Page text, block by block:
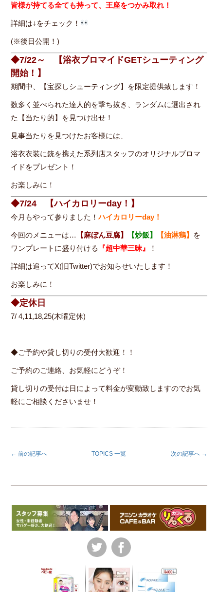
皆様が持てる全ても持って、王座をつかみ取れ！
詳細は↓をチェック！
(※後日公開！)
◆7/22～ 【浴衣ブロマイドGETシューティング
開始！】
期間中、【宝探しシューティング】を限定提供致します！
数多く並べられた達人的を撃ち抜き、ランダムに選出され
た【当たり的】を見つけ出せ！
見事当たりを見つけたお客様には、
浴衣衣装に銃を携えた系列店スタッフのオリジナルブロマ
イドをプレゼント！
お楽しみに！
◆7/24 【ハイカロリーday！】
今月もやって参りました！ハイカロリーday！
今回のメニューは… 【麻ぼん豆腐】 【炒飯】 【油淋鶏】 を
ワンプレートに盛り付ける
『超中華三昧』 ！
詳細は追ってX(旧Twitter)でお知らせいたします！
お楽しみに！
◆定休日
7/ 4,11,18,25(木曜定休)
◆ご予約や貸し切りの受付大歓迎！！
ご予約のご連絡、お気軽にどうぞ！
貸し切りの受付は日によって料金が変動致しますのでお気
軽にご相談くださいませ！
← 前の記事へ 次の記事へ →
TOPICS 一覧